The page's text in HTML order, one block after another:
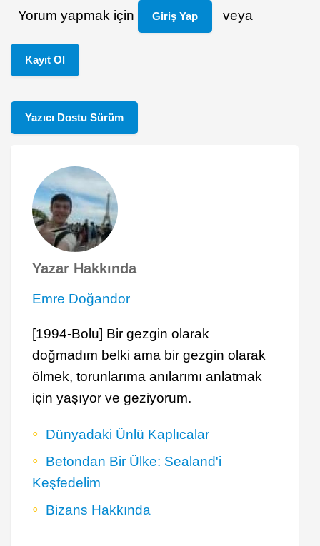
Yorum yapmak için Giriş Yap veya
Kayıt Ol
Yazıcı Dostu Sürüm
Yazar Hakkında
Emre Doğandor
[1994-Bolu] Bir gezgin olarak
doğmadım belki ama bir gezgin olarak
ölmek, torunlarıma anılarımı anlatmak
için yaşıyor ve geziyorum.
Dünyadaki Ünlü Kaplıcalar
Betondan Bir Ülke: Sealand'i
Keşfedelim
Bizans Hakkında